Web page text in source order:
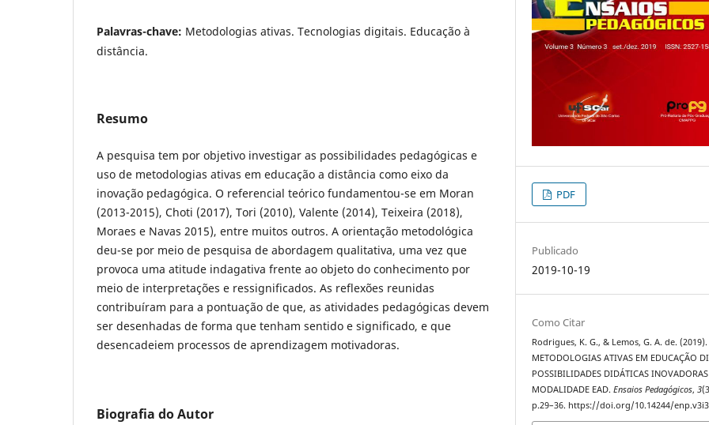
Palavras-chave: Metodologias ativas. Tecnologias digitais. Educação à
distância.
Resumo
A pesquisa tem por objetivo investigar as possibilidades pedagógicas e
uso de metodologias ativas em educação a distância como eixo da
inovação pedagógica. O referencial teórico fundamentou-se em Moran
(2013-2015), Choti (2017), Tori (2010), Valente (2014), Teixeira (2018),
Moraes e Navas 2015), entre muitos outros. A orientação metodológica
deu-se por meio de pesquisa de abordagem qualitativa, uma vez que
provoca uma atitude indagativa frente ao objeto do conhecimento por
meio de interpretações e ressignificados. As reflexões reunidas
contribuíram para a pontuação de que, as atividades pedagógicas devem
ser desenhadas de forma que tenham sentido e significado, e que
desencadeiem processos de aprendizagem motivadoras.
Biografia do Autor
PDF
Publicado
2019-10-19
Como Citar
Rodrigues, K. G., & Lemos, G. A. de. (2019).
METODOLOGIAS ATIVAS EM EDUCAÇÃO
POSSIBILIDADES DIDÁTICAS
MODALIDADE EAD.Ensaios Pedagógicos,3
p.29–36. https://doi.org/10.14244/